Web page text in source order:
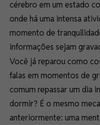
cérebro em um estado
onde há uma intensa
momento de
informações sejam
Você já reparou como
falas em momentos de
comum repassar um dia
dormir? É o mesmo
anteriormente: uma